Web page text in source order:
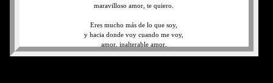
maravilloso amor, te quiero.
Eres mucho más de lo que soy,
y hacia donde voy cuando me voy,
amor, inalterable amor,
mi luminoso y gran amor.